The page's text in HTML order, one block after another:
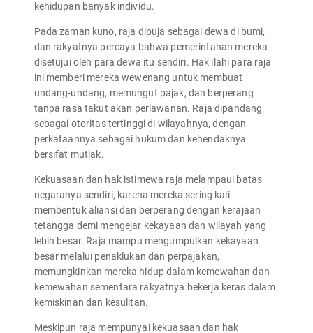
kehidupan banyak individu.
Pada zaman kuno, raja dipuja sebagai dewa di bumi,
dan rakyatnya percaya bahwa pemerintahan mereka
disetujui oleh para dewa itu sendiri. Hak ilahi para raja
ini memberi mereka wewenang untuk membuat
undang-undang, memungut pajak, dan berperang
tanpa rasa takut akan perlawanan. Raja dipandang
sebagai otoritas tertinggi di wilayahnya, dengan
perkataannya sebagai hukum dan kehendaknya
bersifat mutlak.
Kekuasaan dan hak istimewa raja melampaui batas
negaranya sendiri, karena mereka sering kali
membentuk aliansi dan berperang dengan kerajaan
tetangga demi mengejar kekayaan dan wilayah yang
lebih besar. Raja mampu mengumpulkan kekayaan
besar melalui penaklukan dan perpajakan,
memungkinkan mereka hidup dalam kemewahan dan
kemewahan sementara rakyatnya bekerja keras dalam
kemiskinan dan kesulitan.
Meskipun raja mempunyai kekuasaan dan hak